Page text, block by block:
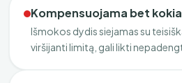
Kompensuojama bet
Išmokos dydis siejamas su
viršijanti limitą, gali likti